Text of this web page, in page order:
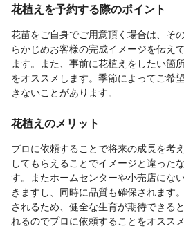
花植えを予約する際のポイント
花苗をご自身でご用意頂く場合は、そ
らかじめお客様の完成イメージを伝え
ます。また、事前に花植えをしたい箇
をオススメします。季節によってご希
きないことがあります。
花植えのメリット
プロに依頼することで将来の成長を考
してもらえることでイメージと違った
す。またホームセンターや小売店にな
きますし、同時に品質も確保されます
されるため、健全な生育が期待できる
れるのでプロに依頼することをオススメ